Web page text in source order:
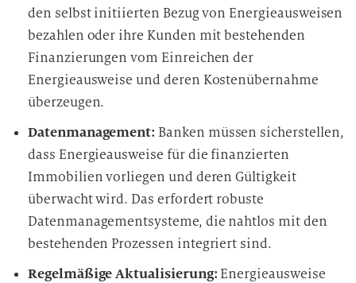
den selbst initiierten Bezug von Energieausweisen
bezahlen oder ihre Kunden mit bestehenden
Finanzierungen vom Einreichen der
Energieausweise und deren Kostenübernahme
überzeugen.
Datenmanagement: Banken müssen sicherstellen,
dass Energieausweise für die finanzierten
Immobilien vorliegen und deren Gültigkeit
überwacht wird. Das erfordert robuste
Datenmanagementsysteme, die nahtlos mit den
bestehenden Prozessen integriert sind.
Regelmäßige Aktualisierung: Energieausweise